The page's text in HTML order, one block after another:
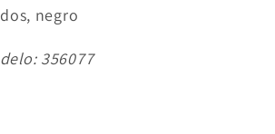
negro
356077